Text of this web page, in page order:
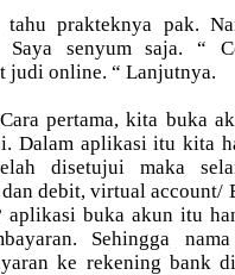
prakteknya pak.
senyum saja. “
judi online. “ Lanjutnya.
pertama, kita buka
Dalam aplikasi itu kita
disetujui maka
debit, virtual account/
buka akun itu
Sehingga
ke rekening bank